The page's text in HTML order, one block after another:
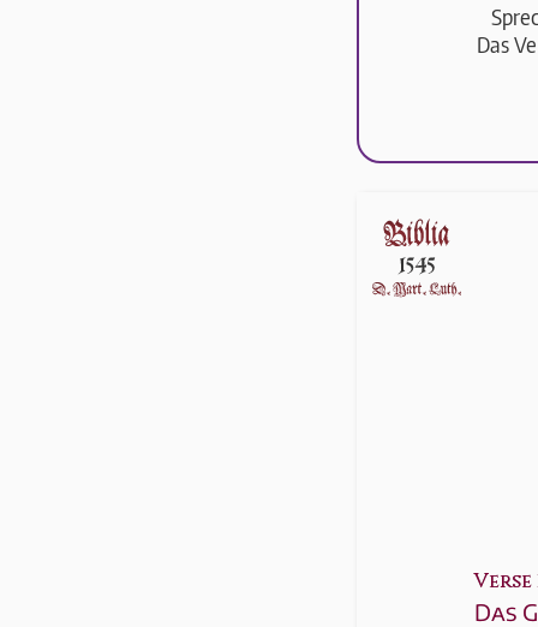
Das
Verse
Das